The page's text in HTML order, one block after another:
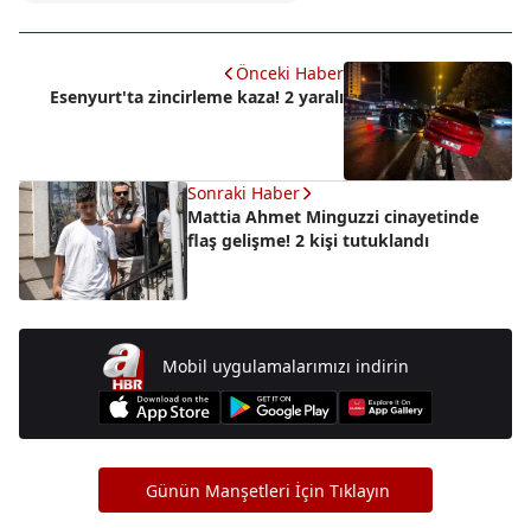
Önceki Haber
Esenyurt'ta zincirleme kaza! 2 yaralı
Sonraki Haber
Mattia Ahmet Minguzzi cinayetinde
flaş gelişme! 2 kişi tutuklandı
Mobil uygulamalarımızı indirin
Günün Manşetleri İçin Tıklayın